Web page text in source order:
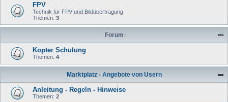
FPV
Technik für FPV und Bildübertragung
Themen: 3
Forum
Kopter Schulung
Themen: 4
Marktplatz - Angebote von Usern
Anleitung - Regeln - Hinweise
Themen: 2